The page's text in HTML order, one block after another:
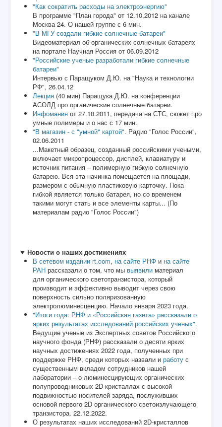
"Как сократить расходы на электроэнергию"
В программе "План города" от 12.10.2012 на канале
Москва 24. О нашей группе с 6 мин.
"В МГУ создали гибкие солнечные батареи"
Видеоматериал об органических солнечных батареях
на портале Научная Россия от 06.09.2012
"Российские ученые разработали гибкие солнечные
батареи"
Интервью с Паращуком Д.Ю. на "Наука и технологии
РФ", 26.04.12
Лекция (40 мин) Паращука Д.Ю. на конференции
АСОЛД про органические солнечные батареи.
Инфомания от 27.10.2011, передача на СТС, сюжет про
умные полимеры и о нас с 17 мин.
"В магазин - с "умной" картой". Радио "Голос России",
02.06.2011
...Макетный образец, созданный российскими учеными,
включает микропроцессор, дисплей, клавиатуру и
источник питания – полимерную гибкую солнечную
батарею. Вся эта начинка помещается на площади,
размером с обычную пластиковую карточку. Пока
гибкой является только батарея, но со временем
такими могут стать и все элементы карты... (По
материалам радио "Голос России")
Новости о наших достижениях
В сетевом издании rt.com, на сайте РНФ и на сайте
РАН рассказали о том, что мы выявили материал
для органического светотранзистора, который
производит и эффективно выводит через свою
поверхность сильно поляризованную
электролюминесценцию. Начало января 2023 года.
"Итоги года: РНФ и «Российская газета» рассказали о
ярких результатах исследований российских ученых".
Ведущие ученые из Экспертных советов Российского
научного фонда (РНФ) рассказали о десяти ярких
научных достижениях 2022 года, полученных при
поддержке РНФ, среди которых назвали и работу с
существенным вкладом сотрудников нашей
лаборатории – о люминесцирующих органических
полупроводниковых 2D кристаллах с высокой
подвижностью носителей заряда, послуживших
основой первого 2D органического светоизлучающего
транзистора. 22.12.2022.
О результатах наших исследований 2D-кристаллов